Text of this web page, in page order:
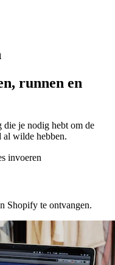
runnen en
je nodig hebt om de
al wilde hebben.
invoeren
Shopify te ontvangen.